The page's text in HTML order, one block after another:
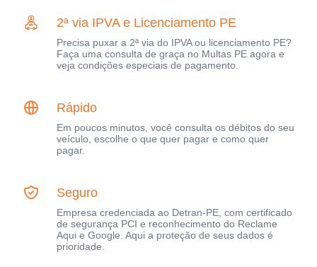
2ª via IPVA e Licenciamento PE
Precisa puxar a 2ª via do IPVA ou licenciamento PE?
Faça uma consulta de graça no Multas PE agora e
veja condições especiais de pagamento.
Rápido
Em poucos minutos, você consulta os débitos do seu
veículo, escolhe o que quer pagar e como quer
pagar.
Seguro
Empresa credenciada ao Detran-PE, com certificado
de segurança PCI e reconhecimento do Reclame
Aqui e Google. Aqui a proteção de seus dados é
prioridade.